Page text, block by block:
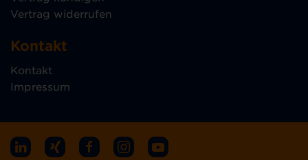
Vertrag widerrufen
Kontakt
Kontakt
Impressum